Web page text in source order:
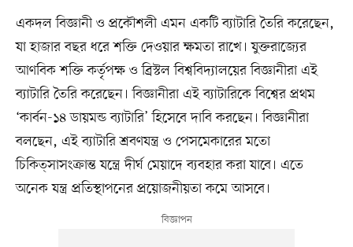
একদল বিজ্ঞানী ও প্রকৌশলী এমন একটি ব্যাটারি তৈরি করেছেন,
যা হাজার বছর ধরে শক্তি দেওয়ার ক্ষমতা রাখে। যুক্তরাজ্যের
আণবিক শক্তি কর্তৃপক্ষ ও ব্রিস্টল বিশ্ববিদ্যালয়ের বিজ্ঞানীরা এই
ব্যাটারি তৈরি করেছেন। বিজ্ঞানীরা এই ব্যাটারিকে বিশ্বের প্রথম
‘কার্বন-১৪ ডায়মন্ড ব্যাটারি’ হিসেবে দাবি করছেন। বিজ্ঞানীরা
বলছেন, এই ব্যাটারি শ্রবণযন্ত্র ও পেসমেকারের মতো
চিকিত্সাসংক্রান্ত যন্ত্রে দীর্ঘ মেয়াদে ব্যবহার করা যাবে। এতে
অনেক যন্ত্র প্রতিস্থাপনের প্রয়োজনীয়তা কমে আসবে।